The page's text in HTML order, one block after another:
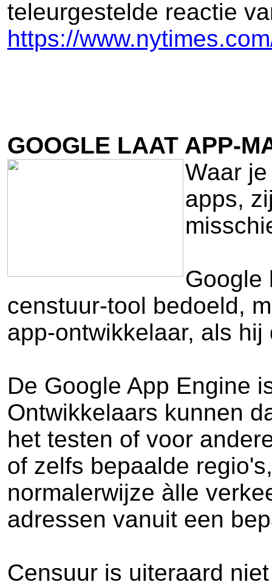
teleurgestelde reactie
https://
GOOGLE LAAT APP-
Waar
apps,
Google
censtuur-tool bedoeld,
app-ontwikkelaar, als
De Google App Engine
Ontwikkelaars kunnen
het testen of voor
of zelfs bepaalde
normalerwijze àlle
adressen vanuit een
Censuur is uiteraard